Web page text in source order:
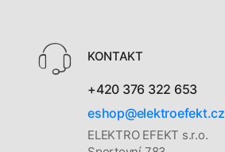
KONTAKT
+420 376 322 653
eshop@elektroefekt.cz
ELEKTRO EFEKT s.r.o.